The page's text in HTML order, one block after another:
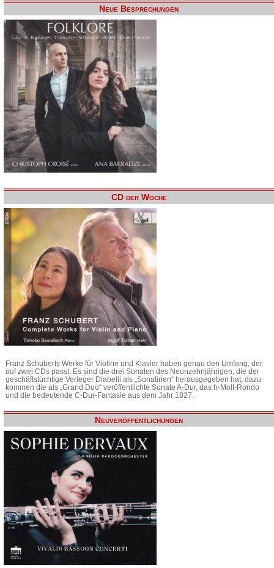
Neue Besprechungen
CD der Woche
Franz Schuberts Werke für Violine und Klavier haben genau den Umfang, der
auf zwei CDs passt. Es sind die drei Sonaten des Neunzehnjährigen, die der
geschäftstüchtige Verleger Diabelli als „Sonatinen“ herausgegeben hat, dazu
kommen die als „Grand Duo“ veröffentlichte Sonate A-Dur, das h-Moll-Rondo
und die bedeutende C-Dur-Fantasie aus dem Jahr 1827.
Neuveröffentlichungen